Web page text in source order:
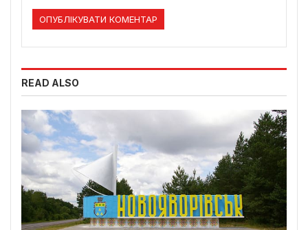
READ ALSO